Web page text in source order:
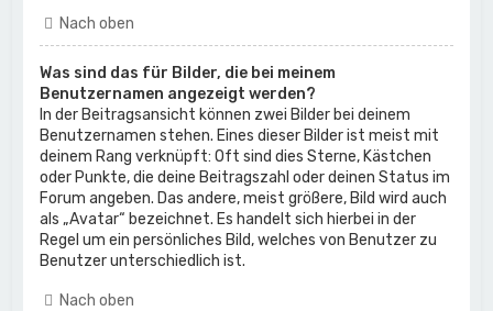
Nach oben
Was sind das für Bilder, die bei meinem
Benutzernamen angezeigt werden?
In der Beitragsansicht können zwei Bilder bei deinem
Benutzernamen stehen. Eines dieser Bilder ist meist mit
deinem Rang verknüpft: Oft sind dies Sterne, Kästchen
oder Punkte, die deine Beitragszahl oder deinen Status im
Forum angeben. Das andere, meist größere, Bild wird auch
als „Avatar“ bezeichnet. Es handelt sich hierbei in der
Regel um ein persönliches Bild, welches von Benutzer zu
Benutzer unterschiedlich ist.
Nach oben